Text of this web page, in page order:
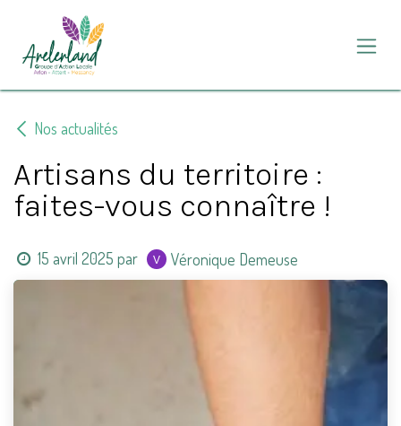
Se rendre au contenu
Nos actualités
Artisans du territoire :
faites-vous connaître !
15 avril 2025 par Véronique Demeuse